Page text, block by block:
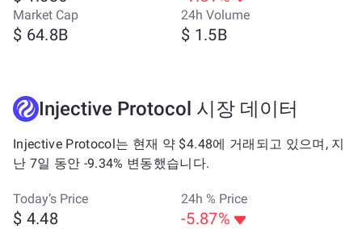
Market Cap
$ 64.8B
24h Volume
$ 1.5B
Injective Protocol 시장 데이터
Injective Protocol는 현재 약 $4.48에 거래되고 있으며, 지
난 7일 동안 -9.34% 변동했습니다.
Today’s Price
$ 4.48
24h % Price
-5.87%